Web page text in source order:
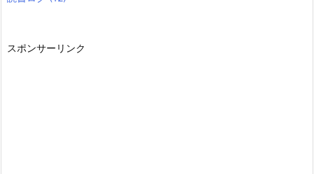
スポンサーリンク